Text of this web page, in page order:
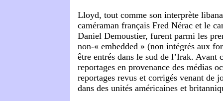
Lloyd, tout comme son interprète
caméraman français Fred Nérac et le
Daniel Demoustier, furent parmi les
non-« embedded » (non intégrés aux
être entrés dans le sud de l’Irak. Avant
reportages en provenance des médias
reportages revus et corrigés venant de
dans des unités américaines et